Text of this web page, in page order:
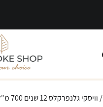
/ וויסקי גלנפרקלס 12 שנים 700 מ"ל